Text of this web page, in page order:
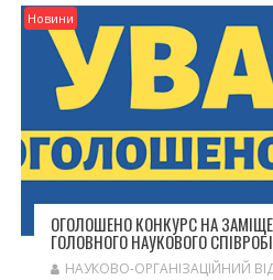
З
А
В
Новини
ОГОЛОШЕНО КОНКУРС НА
ГОЛОВНОГО НАУКОВОГО
НАУКОВО-ОРГАНІЗАЦІЙНИЙ